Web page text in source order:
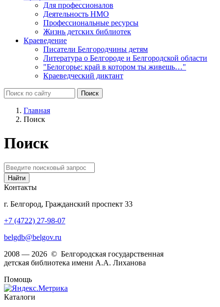
Для профессионалов
Деятельность НМО
Профессиональные ресурсы
Жизнь детских библиотек
Краеведение
Писатели Белгородчины детям
Литература о Белгороде и Белгородской области
"Белогорье: край в котором ты живешь…"
Краеведческий диктант
Главная
Поиск
Поиск
Контакты
г. Белгород, Гражданский проспект 33
+7 (4722) 27-98-07
belgdb@belgov.ru
2008 — 2026 © Белгородская государственная
детская библиотека имени А.А. Лиханова
Помощь
Каталоги